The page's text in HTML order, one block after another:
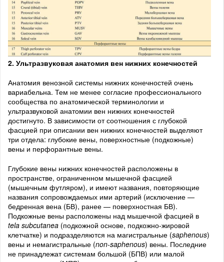
2. Ультразвуковая анатомия вен нижних конечностей
Анатомия венозной системы нижних конечностей очень
вариабельна. Тем не менее согласие профессионального
сообщества по анатомической терминологии и
ультразвуковой анатомии вен нижних конечностей
достигнуто. В зависимости от соотношения с глубокой
фасцией при описании вен нижних конечностей выделяют
три отдела: глубокие вены, поверхностные (подкожные)
вены и перфорантные вены.
Глубокие вены нижних конечностей расположены в
пространстве, ограниченном мышечной фасцией
(мышечным футляром), и имеют названия, повторяющие
названия сопровождаемых ими артерий (исключение —
бедренная вена (БВ), ранее — поверхностная БВ).
Подкожные вены расположены над мышечной фасцией в
tela subcutanea (подкожной основе, подкожно-жировой
клетчатке) и подразделяются на магистральные (saphenous)
вены и немагистральные (non-saphenous) вены. Последние
не принадлежат системам большой (БПВ) или малой